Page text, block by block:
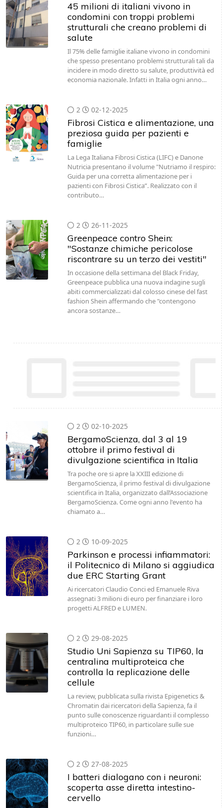
45 milioni di italiani vivono in
condomini con troppi problemi
strutturali che creano problemi di
salute
Il 75% delle famiglie italiane vivono in condomini
che spesso presentano problemi strutturali tali da
incidere in modo diretto su salute, produttività ed
economia nazionale. Infatti in Italia ogni anno…
2 02-12-2025
Fibrosi Cistica e alimentazione, una
preziosa guida per pazienti e
famiglie
La Lega Italiana Fibrosi Cistica (LIFC) e Danone
Nutricia presentano il volume "Nutriamo il respiro:
Guida per una corretta alimentazione per i
pazienti con Fibrosi Cistica”. Realizzato con il
contributo…
2 26-11-2025
Greenpeace contro Shein:
"Sostanze chimiche pericolose
riscontrare su un terzo dei vestiti"
In occasione della settimana del Black Friday,
Greenpeace pubblica una nuova indagine sugli
abiti commercializzati dal colosso cinese del fast
fashion Shein affermando che "contengono
ancora sostanze…
2 02-10-2025
BergamoScienza, dal 3 al 19
ottobre il primo festival di
divulgazione scientifica in Italia
Tra poche ore si apre la XXIII edizione di
BergamoScienza, il primo festival di divulgazione
scientifica in Italia, organizzato dall’Associazione
BergamoScienza. Come ogni anno l'evento ha
chiamato a…
2 10-09-2025
Parkinson e processi infiammatori:
il Politecnico di Milano si aggiudica
due ERC Starting Grant
Ai ricercatori Claudio Conci ed Emanuele Riva
assegnati 3 milioni di euro per finanziare i loro
progetti ALFRED e LUMEN.
2 29-08-2025
Studio Uni Sapienza su TIP60, la
centralina multiproteica che
controlla la replicazione delle
cellule
La review, pubblicata sulla rivista Epigenetics &
Chromatin dai ricercatori della Sapienza, fa il
punto sulle conoscenze riguardanti il complesso
multiproteico TIP60, in particolare sulle sue
funzioni…
2 27-08-2025
I batteri dialogano con i neuroni:
scoperta asse diretta intestino-
cervello